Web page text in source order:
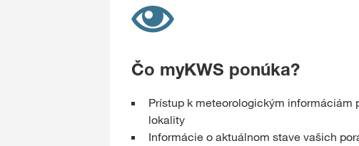
Čo myKWS ponúka?
Prístup k meteorologickým informáciám
lokality
Informácie o aktuálnom stave vašich